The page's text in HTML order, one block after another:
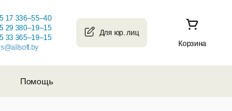
Корзина
17 336–55–40
29 380–19–15
33 365–19–15
Помощь